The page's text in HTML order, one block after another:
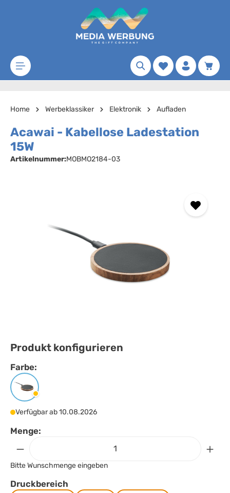
Zum Hauptinhalt springen
Merkzettel
Home Werbeklassiker Elektronik Aufladen
Acawai - Kabellose Ladestation
15W
Artikelnummer:MOBMO2184-03
Produkt konfigurieren
Farbe:
Farbeauswählen
Schwarz
Verfügbar ab 10.08.2026
Menge:
Bitte Wunschmenge eingeben
Druckbereich